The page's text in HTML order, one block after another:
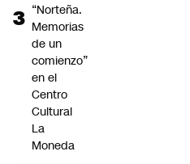
“Norteña.
Memorias
de un
comienzo”
en el
Centro
Cultural
La
Moneda